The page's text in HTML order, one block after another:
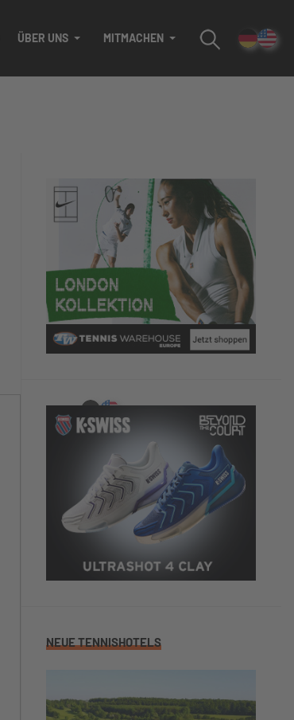
ÜBER UNS MITMACHEN
NEUE TENNISHOTELS